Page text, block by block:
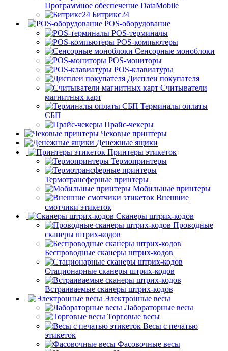
Программное обеспечение DataMobile
Битрикс24
POS-оборудование
POS-терминалы
POS-компьютеры
Сенсорные моноблоки
POS-мониторы
POS-клавиатуры
Дисплеи покупателя
Считыватели
магнитных карт
Терминалы оплаты
СБП
Прайс-чекеры
Чековые принтеры
Денежные ящики
Принтеры этикеток
Термопринтеры
Термотрансферные принтеры
Мобильные принтеры
Внешние
смотчики этикеток
Сканеры штрих-кодов
Проводные
сканеры штрих-кодов
Беспроводные сканеры штрих-кодов
Стационарные сканеры штрих-кодов
Встраиваемые сканеры штрих-кодов
Электронные весы
Лабораторные весы
Торговые весы
Весы с печатью
этикеток
Фасовочные весы